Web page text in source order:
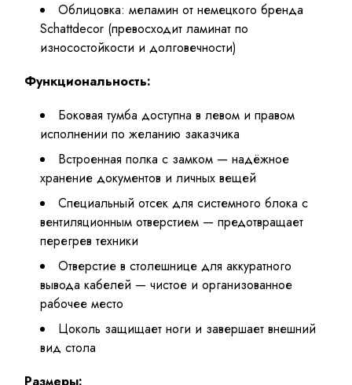
Облицовка: меламин от немецкого бренда
Schattdecor (превосходит ламинат по
износостойкости и долговечности)
Функциональность:
Боковая тумба доступна в левом и правом
исполнении по желанию заказчика
Встроенная полка с замком — надёжное
хранение документов и личных вещей
Специальный отсек для системного блока с
вентиляционным отверстием — предотвращает
перегрев техники
Отверстие в столешнице для аккуратного
вывода кабелей — чистое и организованное
рабочее место
Цоколь защищает ноги и завершает внешний
вид стола